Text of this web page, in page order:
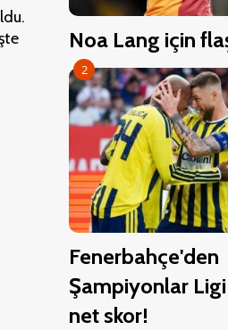
Noa Lang için
2
Fenerbahçe'den
Şampiyonlar
net skor!